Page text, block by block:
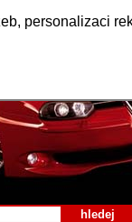
personalizaci
Alfa
hledej